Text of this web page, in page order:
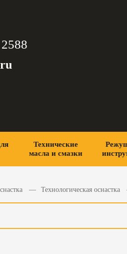
Технические
масла и смазки
Технологическая оснастка